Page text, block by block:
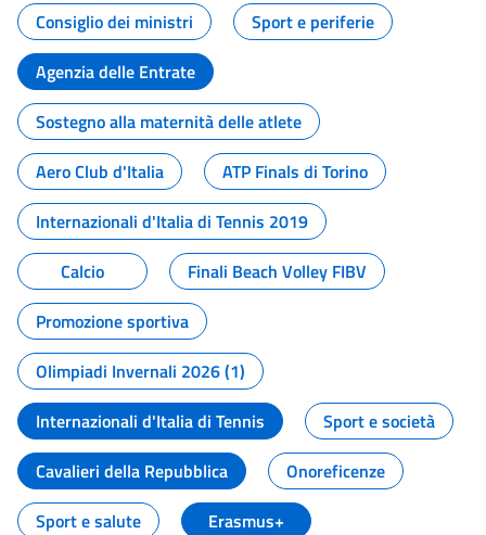
Consiglio dei ministri
Sport e periferie
Agenzia delle Entrate
Sostegno alla maternità delle atlete
Aero Club d'Italia
ATP Finals di Torino
Internazionali d'Italia di Tennis 2019
Calcio
Finali Beach Volley FIBV
Promozione sportiva
Olimpiadi Invernali 2026 (1)
Internazionali d'Italia di Tennis
Sport e società
Cavalieri della Repubblica
Onoreficenze
Sport e salute
Erasmus+